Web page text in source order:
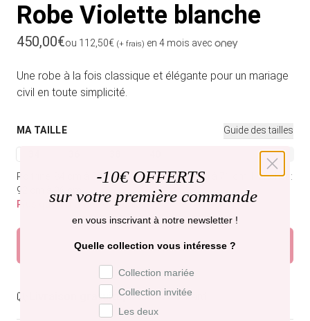
Robe Violette blanche
Prix habituel
450,00€ou 112,50€ (+ frais) en 4 mois avec
Une robe à la fois classique et élégante pour un mariage
civil en toute simplicité.
MA TAILLE Guide des tailles
Variante épuisée ou indisponible
Variante épuisée ou
Variante
46
Poitrine: 84 cm à 88 cm.Tour de taille: 67 cm à 71 cm.
Hanches:
92 cm à 96 cm.
Plus que 1 modèle disponible
Ajouter au panier
Livraison gratuite,recevez-la mardi .
-10€ OFFERTS
sur votre première commande
en vous inscrivant à notre newsletter !
Quelle collection vous intéresse ?
Préférence de collection
Collection mariée
Collection invitée
Les deux